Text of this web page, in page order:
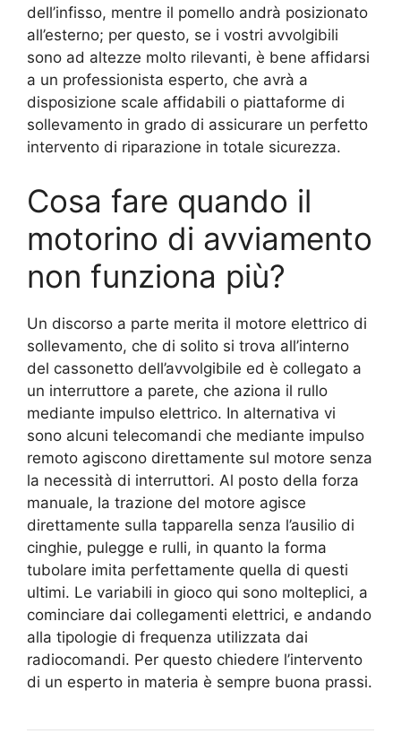
dell’infisso, mentre il pomello andrà posizionato
all’esterno; per questo, se i vostri avvolgibili
sono ad altezze molto rilevanti, è bene affidarsi
a un professionista esperto, che avrà a
disposizione scale affidabili o piattaforme di
sollevamento in grado di assicurare un perfetto
intervento di riparazione in totale sicurezza.
Cosa fare quando il
motorino di avviamento
non funziona più?
Un discorso a parte merita il motore elettrico di
sollevamento, che di solito si trova all’interno
del cassonetto dell’avvolgibile ed è collegato a
un interruttore a parete, che aziona il rullo
mediante impulso elettrico. In alternativa vi
sono alcuni telecomandi che mediante impulso
remoto agiscono direttamente sul motore senza
la necessità di interruttori. Al posto della forza
manuale, la trazione del motore agisce
direttamente sulla tapparella senza l’ausilio di
cinghie, pulegge e rulli, in quanto la forma
tubolare imita perfettamente quella di questi
ultimi. Le variabili in gioco qui sono molteplici, a
cominciare dai collegamenti elettrici, e andando
alla tipologie di frequenza utilizzata dai
radiocomandi. Per questo chiedere l’intervento
di un esperto in materia è sempre buona prassi.